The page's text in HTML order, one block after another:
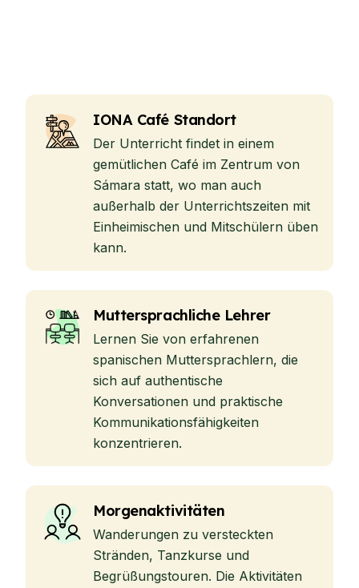
IONA Café Standort
Der Unterricht findet in einem
gemütlichen Café im Zentrum von
Sámara statt, wo man auch
außerhalb der Unterrichtszeiten mit
Einheimischen und Mitschülern üben
kann.
Muttersprachliche Lehrer
Lernen Sie von erfahrenen
spanischen Muttersprachlern, die
sich auf authentische
Konversationen und praktische
Kommunikationsfähigkeiten
konzentrieren.
Morgenaktivitäten
Wanderungen zu versteckten
Stränden, Tanzkurse und
Begrüßungstouren. Die Aktivitäten